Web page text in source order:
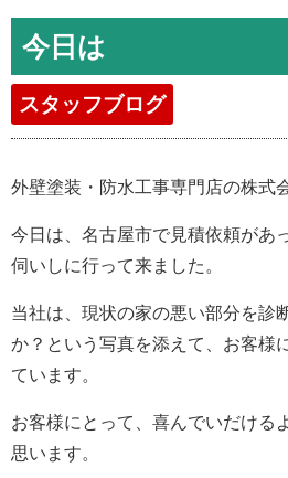
今日は
スタッフブログ
外壁塗装・防水工事専門店の株式
今日は、名古屋市で見積依頼があ
伺いしに行って来ました。
当社は、現状の家の悪い部分を診
か？という写真を添えて、お客様
ています。
お客様にとって、喜んでいだける
思います。